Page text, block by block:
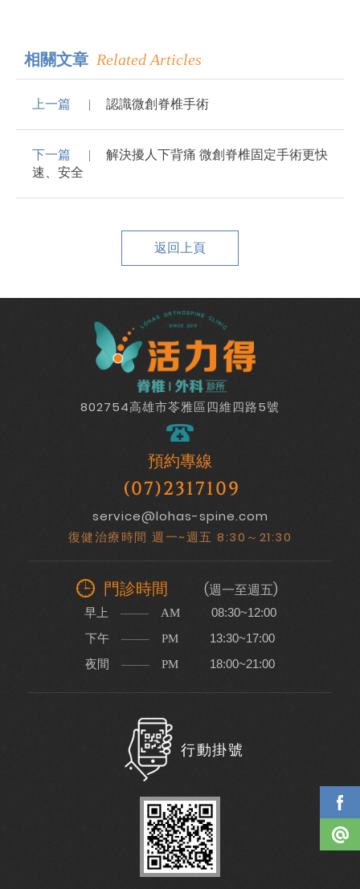
相關文章 Related Articles
上一篇 認識微創脊椎手術
下一篇
解決擾人下背痛 微創脊椎固定手術更快
速、安全
返回上頁
802754高雄市苓雅區四維四路5號
預約專線
(07)2317109
service@lohas-spine.com
復健治療時間 週一~週五 8:30～21:30
門診時間 (週一至週五)
早上 AM 08:30~12:00
下午 PM 13:30~17:00
夜間 PM 18:00~21:00
行動掛號